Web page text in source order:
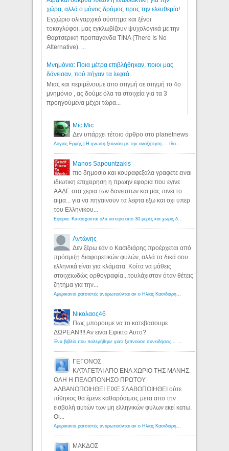
χώρα, αλλά ο μόνος δρόμος προς την ελευθερία!
Εγχώριο ολιγαρχικό σύστημα και ξένοι
τοκογλύφοι, μας εγκλωβίζουν ψυχολογικά με την
Θαρτσερική προπαγάνδα TINA (There Is No
Alternative). ...
Μνημόνια: Ποια μέτρα επιβλήθηκαν, ποιοι μας
δάνεισαν, πού πήγαν τα λεφτά...
Μιας και περιμένουμε απο στιγμή σε στιγμή το 4ο
μνημόνιο , ας δούμε όλα τα στοιχεία για τα 3
προηγούμενα μέχρι τώρα...
Mic Mic
Δεν υπάρχει τέτοιο άρθρο στο planetnews
Manos Sapountzakis
πιο δημοσιο και κουραφεξαλα γραφετε ειναι
ιδιωτικη επιχειρηση η πρωην εφορια που εγινε
ΑΑΔΕ στα χερια των δανειστων και μας πινει το
αιμα... για να πηγαινουν τα λεφτα εξω και οχι υπερ
του Ελληνικου...
Αντώνης
Δεν ξέρω εάν ο Κασιδιάρης προέρχεται από
πρόσμιξη διαφορετικών φυλών, αλλά τα δικά σου
ελληνικά είναι για κλάματα. Κοίτα να μάθεις
στοιχειωδώς ορθογραφία...τουλάχιστον όταν θέτεις
ζήτημα για την...
Νικολαος46
Πως μπορουμε να το κατεβασουμε
ΔΩΡΕΑΝ!!!! Αν ειναι Εφικτο Αυτο?
ΓΕΓΟΝΟΣ
ΚΑΤΑΓΕΤΑΙ ΑΠΟ ΕΝΑ ΧΩΡΙΟ ΤΗΣ ΜΑΝΗΣ.
ΟΛΗ Η ΠΕΛΟΠΟΝΗΣΟ ΠΡΩΤΟΥ
ΑΛΒΑΝΟΠΟΙΗΘΕΙ ΕΙΧΕ ΣΛΑΒΟΠΟΙΗΘΕΙ ούτε
πίθηκος θα έμενε καθαρόαιμος μετα απο την
εισβολή αυτών των μη ελληνικών φυλων εκεί κατω.
Οι...
ΜΑΚΔΟΣ